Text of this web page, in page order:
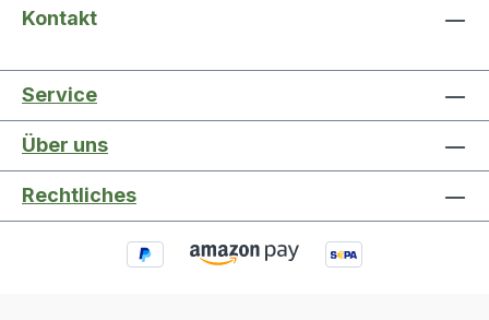
Kontakt
Service
Über uns
Rechtliches